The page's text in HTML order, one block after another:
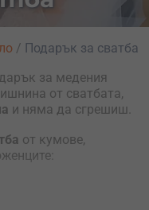
за медения
от сватбата,
и няма да сгрешиш.
от кумове,
/ Подарък за сватба